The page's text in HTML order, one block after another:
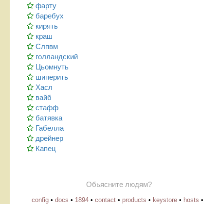
фарту
баребух
кирять
краш
Слпвм
голландский
Цьомнуть
шиперить
Хасл
вайб
стафф
батявка
Габелла
дрейнер
Капец
Обьясните людям?
config • docs • 1894 • contact • products • keystore • hosts •